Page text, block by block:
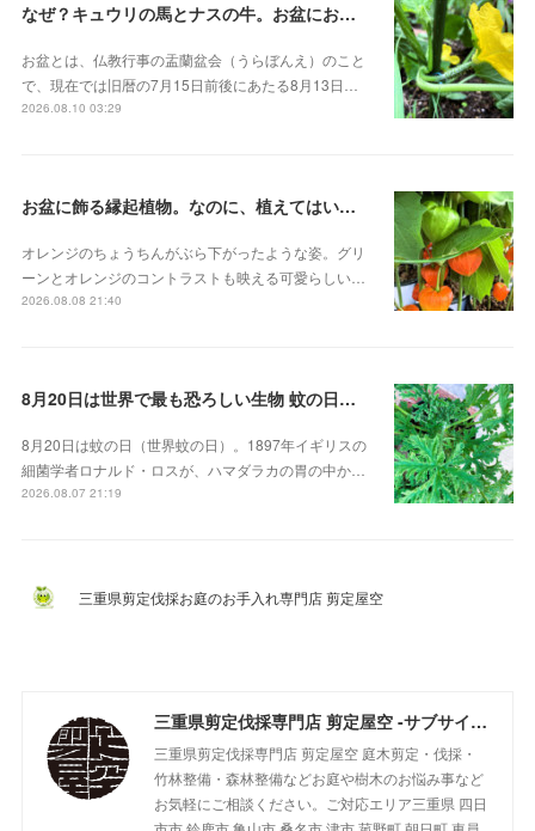
なぜ？キュウリの馬とナスの牛。お盆にお供えする野菜の謎 キュウリ 花実
お盆とは、仏教行事の盂蘭盆会（うらぼんえ）のこと
で、現在では旧暦の7月15日前後にあたる8月13日…
2026.08.10 03:29
お盆に飾る縁起植物。なのに、植えてはいけない？その理由 ホオズキ
オレンジのちょうちんがぶら下がったような姿。グリ
ーンとオレンジのコントラストも映える可愛らしい…
2026.08.08 21:40
8月20日は世界で最も恐ろしい生物 蚊の日！？。蚊連草・蚊嫌草 センテッドゼラニウム
8月20日は蚊の日（世界蚊の日）。1897年イギリスの
細菌学者ロナルド・ロスが、ハマダラカの胃の中か…
2026.08.07 21:19
三重県剪定伐採お庭のお手入れ専門店 剪定屋空
三重県剪定伐採専門店 剪定屋空 -サブサイト-
三重県剪定伐採専門店 剪定屋空 庭木剪定・伐採・
竹林整備・森林整備などお庭や樹木のお悩み事など
お気軽にご相談ください。ご対応エリア三重県 四日